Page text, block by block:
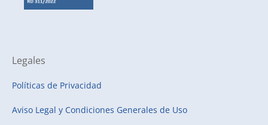
Legales
Políticas de Privacidad
Aviso Legal y Condiciones Generales de Uso